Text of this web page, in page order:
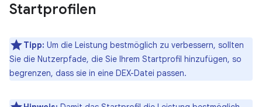
Startprofilen
Tipp: Um die Leistung bestmöglich zu verbessern, sollten
Sie die Nutzerpfade, die Sie Ihrem Startprofil hinzufügen, so
begrenzen, dass sie in eine DEX-Datei passen.